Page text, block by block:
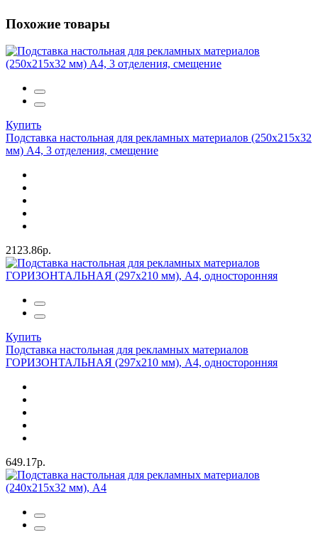
Похожие товары
Купить
Подставка настольная для рекламных материалов (250х215х32
мм) А4, 3 отделения, смещение
2123.86р.
Купить
Подставка настольная для рекламных материалов
ГОРИЗОНТАЛЬНАЯ (297х210 мм), А4, односторонняя
649.17р.